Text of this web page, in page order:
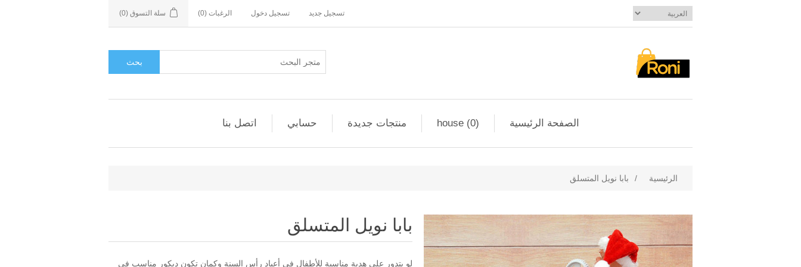
تسجيل جديد تسجيل دخول الرغبات (0) سلة التسوق (0)
الصفحة الرئيسية house (0) منتجات جديدة حسابي اتصل بنا
الرئيسية / بابا نويل المتسلق
بابا نويل المتسلق
لو بتدور على هدية مناسبة للأطفال في أعياد رأس السنة وكمان تكون ديكور مناسب في